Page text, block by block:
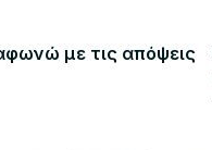
με τις απόψεις